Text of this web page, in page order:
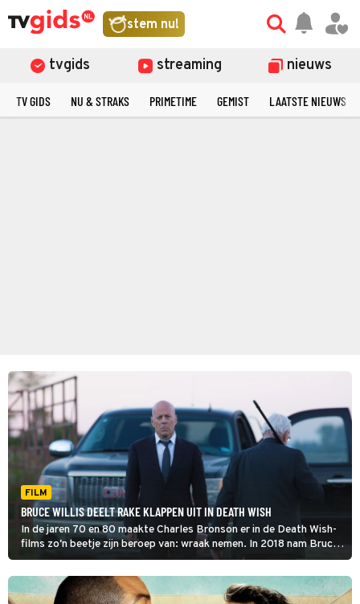
stem nu!
tvgids streaming nieuws
TV GIDS NU & STRAKS PRIMETIME GEMIST LAATSTE NIEUWS
FILM
BRUCE WILLIS DEELT RAKE KLAPPEN UIT IN DEATH WISH
In de jaren 70 en 80 maakte Charles Bronson er in de Death Wish-
films zo'n beetje zijn beroep van: wraak nemen. In 2018 nam Bruce
Willis in deze remake van de cultklassieker het stokje over.